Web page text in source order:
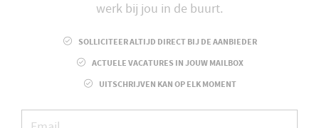
werk bij jou in de buurt.
SOLLICITEER ALTIJD DIRECT BIJ DE AANBIEDER
ACTUELE VACATURES IN JOUW MAILBOX
UITSCHRIJVEN KAN OP ELK MOMENT